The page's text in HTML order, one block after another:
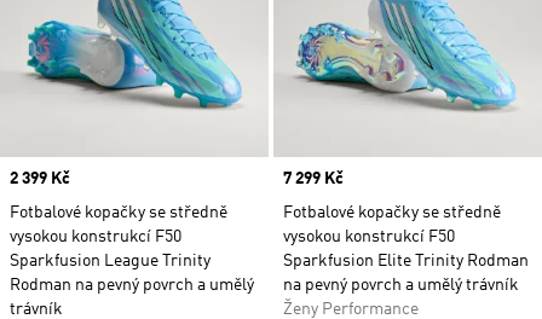
Price
2 399 Kč
Fotbalové kopačky se středně
vysokou konstrukcí F50
Sparkfusion League Trinity
Rodman na pevný povrch a umělý
trávník
Price
7 299 Kč
Fotbalové kopačky se středně
vysokou konstrukcí F50
Sparkfusion Elite Trinity Rodman
na pevný povrch a umělý trávník
Ženy Performance